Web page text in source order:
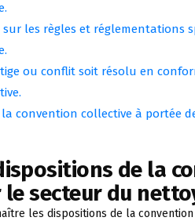
les règles et réglementations
ou conflit soit résolu en
convention collective à portée
de la
secteur du
les dispositions de la